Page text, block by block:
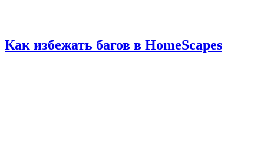
Как избежать багов в HomeScapes